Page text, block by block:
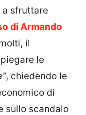
sfruttare
di Armando
il
le
, chiedendo le
di
sullo scandalo